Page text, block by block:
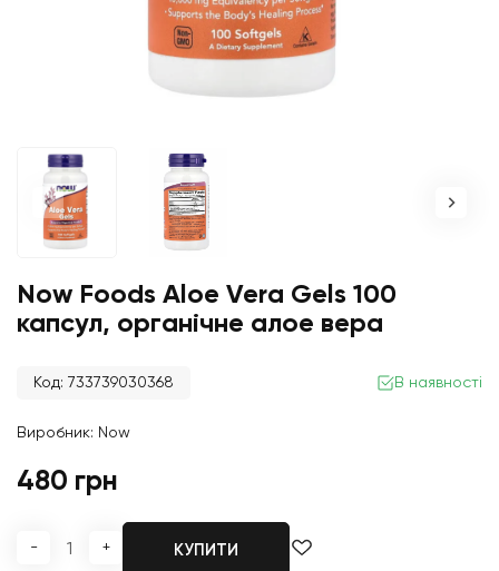
Now Foods Aloe Vera Gels 100
капсул, органічне алое вера
Код: 733739030368 В наявності
Виробник: Now
480 грн
- + КУПИТИ